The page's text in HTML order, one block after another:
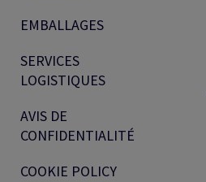
EMBALLAGES
SERVICES
LOGISTIQUES
AVIS DE
CONFIDENTIALITÉ
COOKIE POLICY